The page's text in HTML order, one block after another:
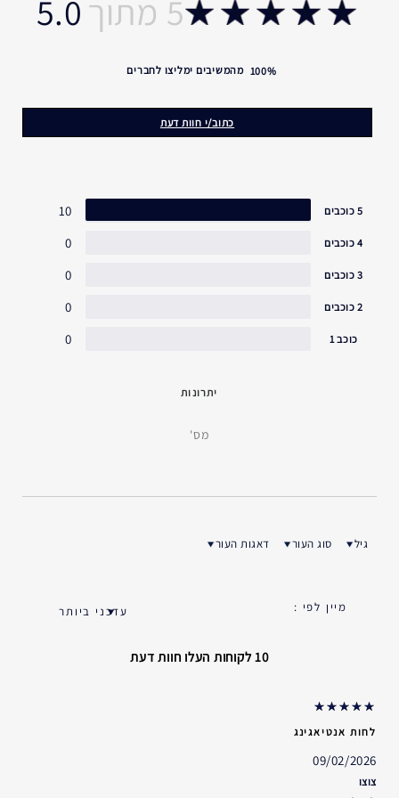
נפיחות.*קהות* הגנה נוגדת חמצון.*הופעת קווים יבשים מסביב
Disodium Edta, Bht, Phenoxyethanol, Yellow 5 (Ci 19140),
Blue 1 (Ci 42090)<ILN43725>
5.0
כתוב/י חוות דעת
100% מהמשיבים ימליצו לחברים
5 כוכבים 10
4 כוכבים 0
3 כוכבים 0
2 כוכבים 0
כוכב 1 0
יתרונות
מס'
גיל
סוג העור
דאגות העור
10 לקוחות העלו חוות דעת
לחות אנטיאגינג
09/02/2026
צוצו